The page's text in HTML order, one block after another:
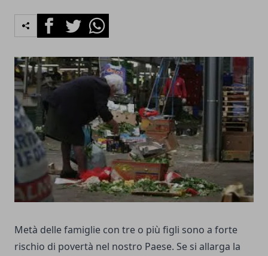
FacebookTwitterWhatsapp
Metà delle famiglie con tre o più figli sono a forte
rischio di povertà nel nostro Paese. Se si allarga la